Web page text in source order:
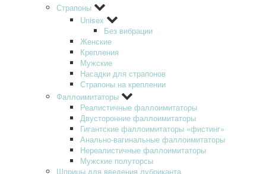
Страпоны
Unisex
Без вибрации
Женские
Крепления
Мужские
Насадки для страпонов
Страпоны на креплении
Фаллоимитаторы
Реалистичные фаллоимитаторы
Двусторонние фаллоимитаторы
Гигантские фаллоимитаторы «фистинг»
Анально-вагинальные фаллоимитаторы
Нереалистичные фаллоимитаторы
Мужские полуторсы
Шприцы для введения лубриканта